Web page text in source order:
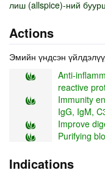
лиш (allspice)-ний
Actions
Эмийн үндсэн
Anti-
reactive
Immunity
IgG, IgM,
Improve
Purifying
Indications